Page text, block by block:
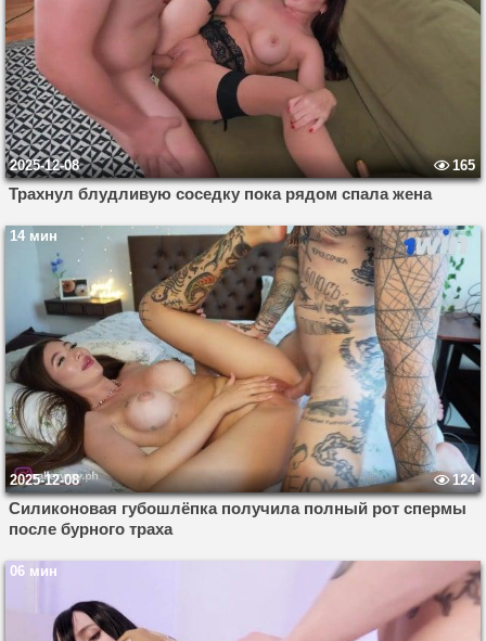
2025-12-08 165
Трахнул блудливую соседку пока рядом спала жена
14 мин
2025-12-08 124
Силиконовая губошлёпка получила полный рот спермы
после бурного траха
06 мин